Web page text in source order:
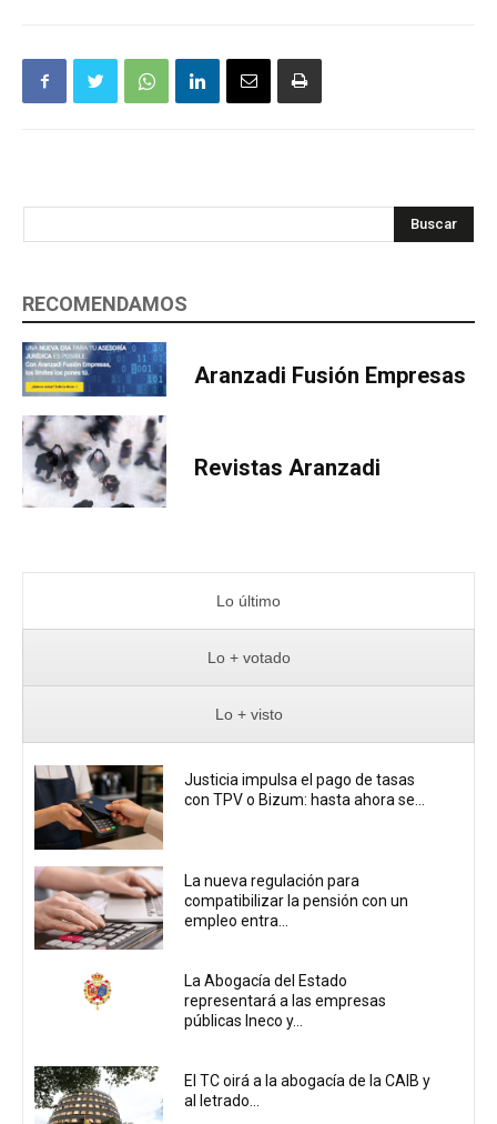
Buscar
RECOMENDAMOS
Aranzadi Fusión Empresas
Revistas Aranzadi
Lo último
Lo + votado
Lo + visto
Justicia impulsa el pago de tasas
con TPV o Bizum: hasta ahora se...
La nueva regulación para
compatibilizar la pensión con un
empleo entra...
La Abogacía del Estado
representará a las empresas
públicas Ineco y...
El TC oirá a la abogacía de la CAIB y
al letrado...